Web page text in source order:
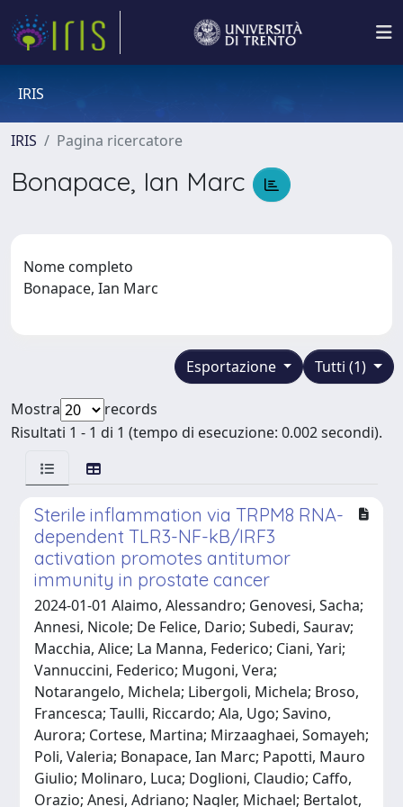
IRIS
IRIS Pagina ricercatore
Bonapace, Ian Marc
Nome completo
Bonapace, Ian Marc
Tutti (1)
Esportazione
Mostra
records
Risultati 1 - 1 di 1 (tempo di esecuzione: 0.002 secondi).
Sterile inflammation via TRPM8 RNA-
dependent TLR3-NF-kB/IRF3
activation promotes antitumor
immunity in prostate cancer
2024-01-01 Alaimo, Alessandro; Genovesi, Sacha;
Annesi, Nicole; De Felice, Dario; Subedi, Saurav;
Macchia, Alice; La Manna, Federico; Ciani, Yari;
Vannuccini, Federico; Mugoni, Vera;
Notarangelo, Michela; Libergoli, Michela; Broso,
Francesca; Taulli, Riccardo; Ala, Ugo; Savino,
Aurora; Cortese, Martina; Mirzaaghaei, Somayeh;
Poli, Valeria; Bonapace, Ian Marc; Papotti, Mauro
Giulio; Molinaro, Luca; Doglioni, Claudio; Caffo,
Orazio; Anesi, Adriano; Nagler, Michael; Bertalot,